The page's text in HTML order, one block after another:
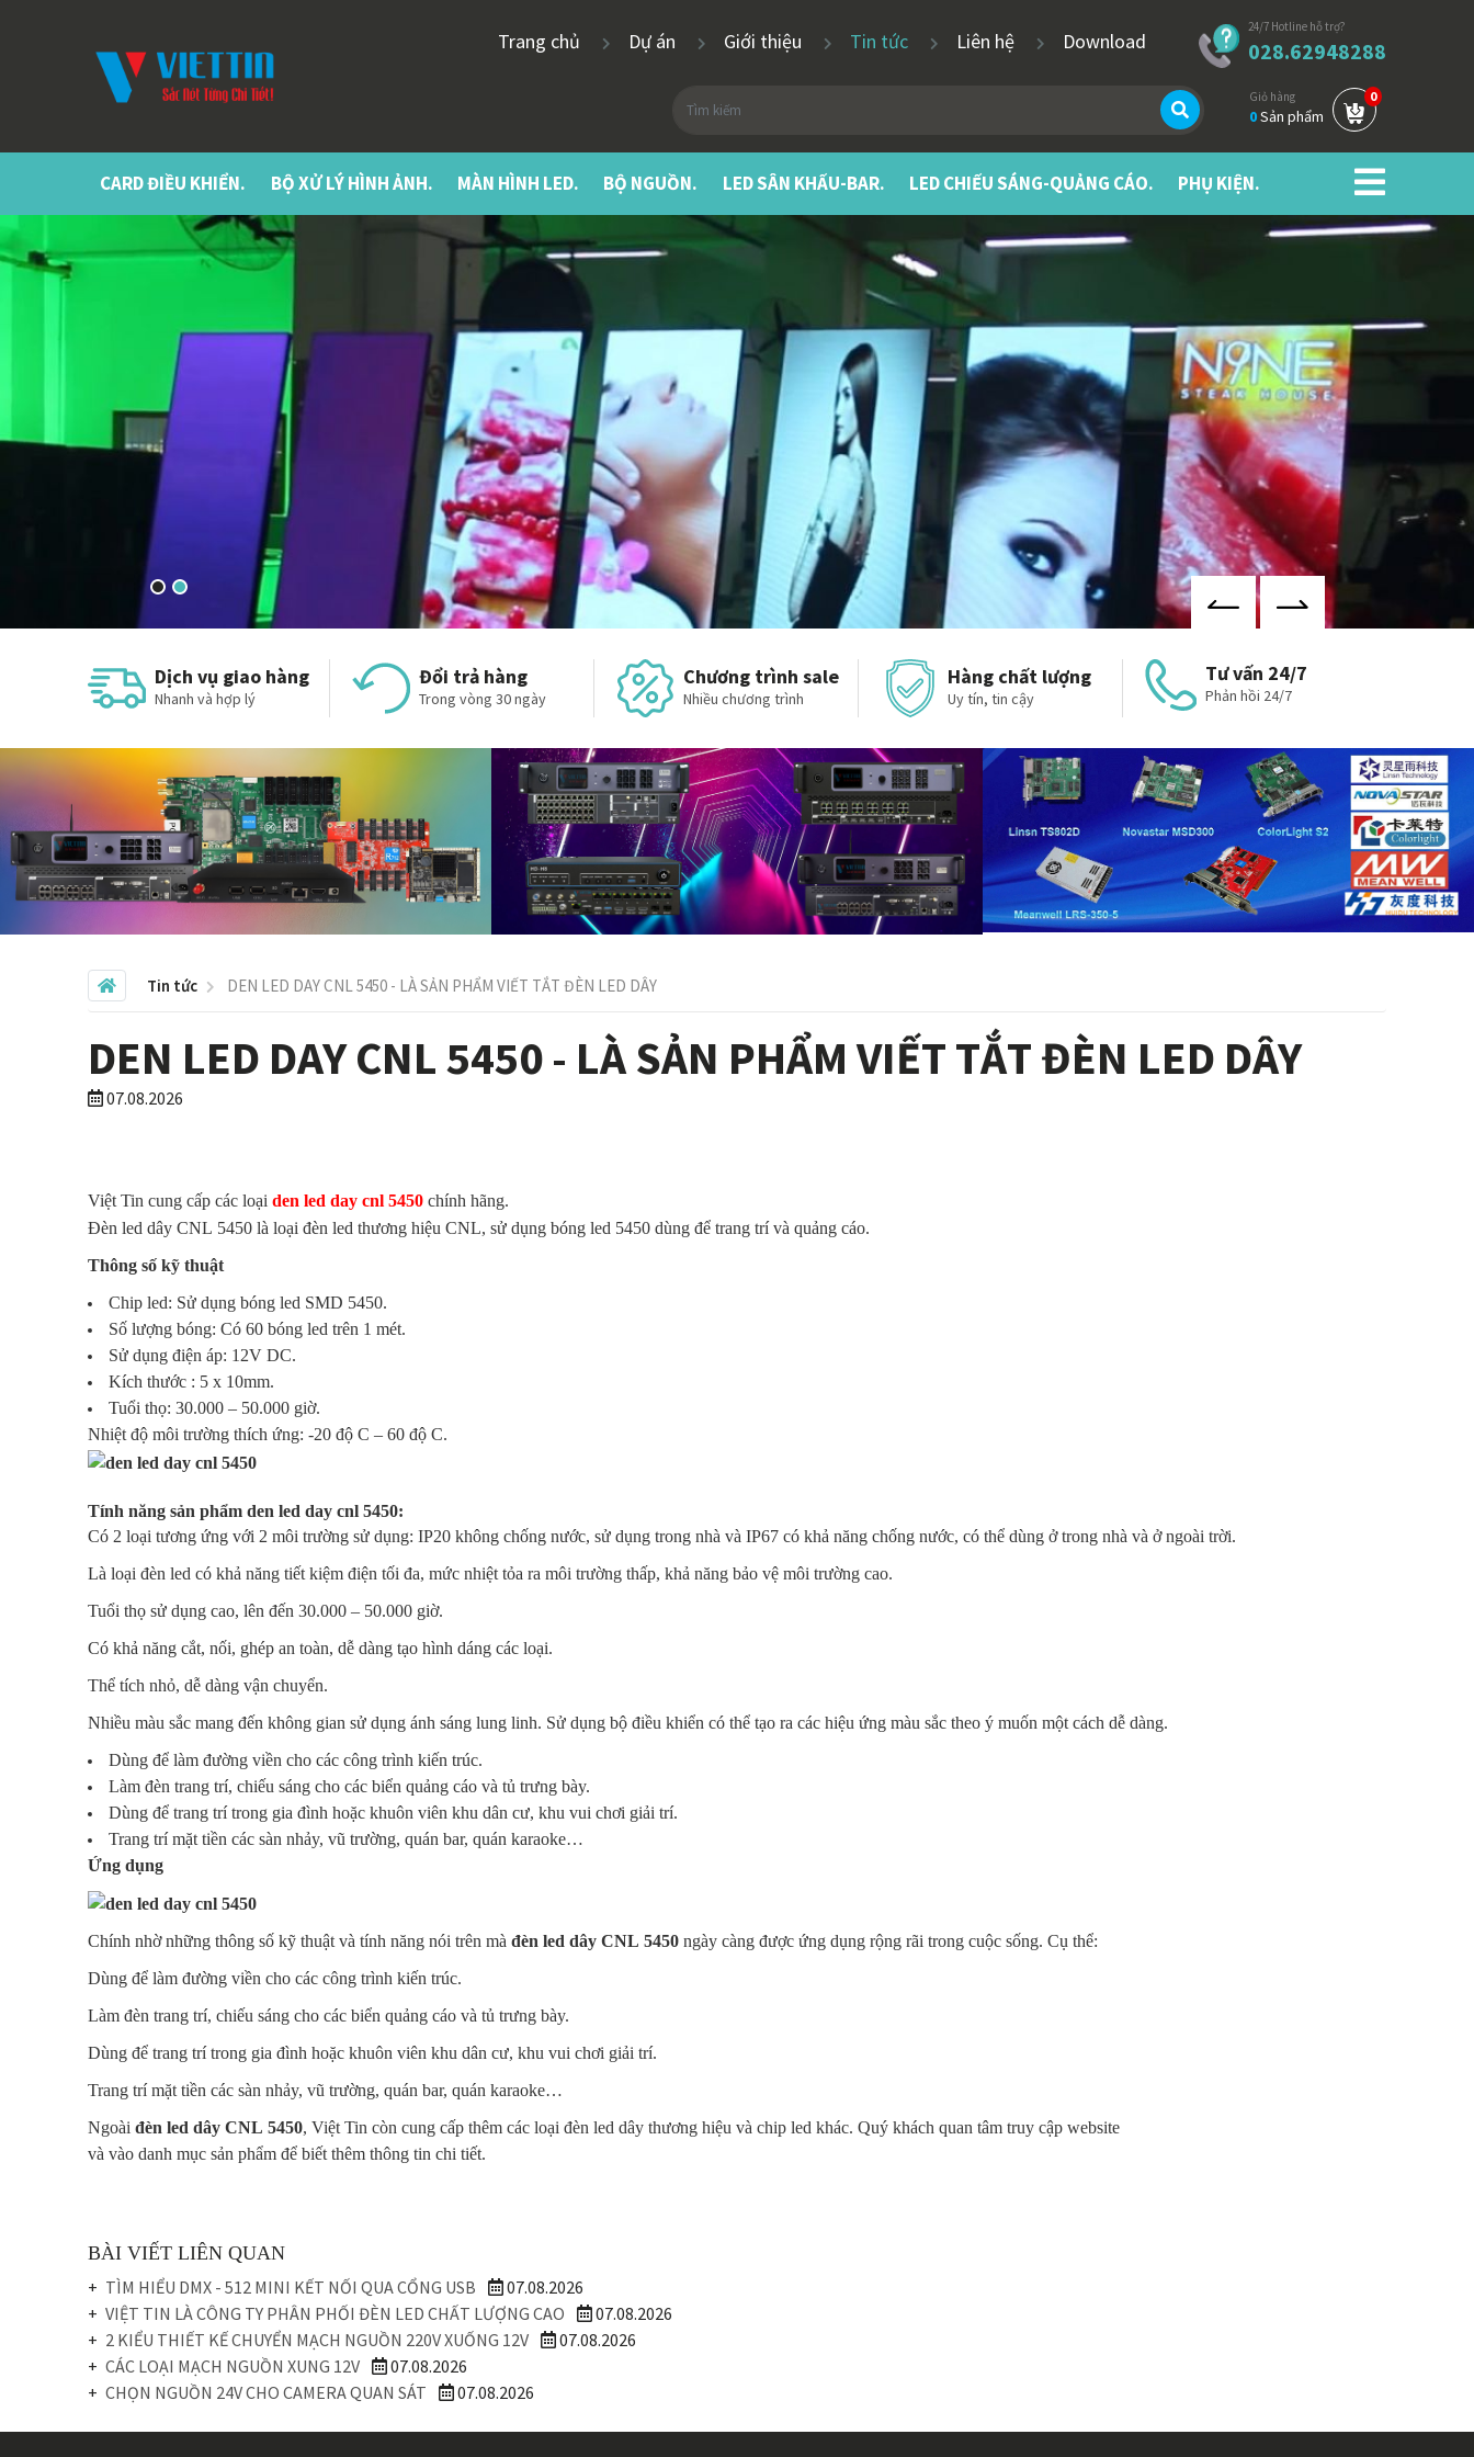
Trang chủ Dự án Giới thiệu Tin tức Liên hệ Download
24/7 Hotline hỗ trợ?
028.62948288
Giỏ hàng
0Sản phẩm
0
CARD ĐIỀU KHIỂN. BỘ XỬ LÝ HÌNH ẢNH. MÀN HÌNH LED. BỘ NGUỒN. LED SÂN KHẤU-BAR. LED CHIẾU SÁNG-QUẢNG CÁO. PHỤ KIỆN.
Dịch vụ giao hàng
Nhanh và hợp lý
Đổi trả hàng
Trong vòng 30 ngày
Chương trình sale
Nhiều chương trình
Hàng chất lượng
Uy tín, tin cậy
Tư vấn 24/7
Phản hồi 24/7
Tin tức DEN LED DAY CNL 5450 - LÀ SẢN PHẨM VIẾT TẮT ĐÈN LED DÂY
DEN LED DAY CNL 5450 - LÀ SẢN PHẨM VIẾT TẮT ĐÈN LED DÂY
07.08.2026
ViệtTin cung cấp các loại den led day cnl 5450 chính hãng.
Đèn led dây CNL 5450 là loại đèn led thương hiệu CNL, sử dụng bóng led 5450 dùng để trang trívà quảng cáo.
Thông số kỹ thuật
Chip led: Sử dụng bóng led SMD 5450.
Số lượng bóng: Có 60 bóng led trên 1 mét.
Sử dụng điện áp: 12V DC.
Kích thước : 5 x 10mm.
Tuổi thọ: 30.000 – 50.000 giờ.
Nhiệtđộ môi trường thích ứng: -20 độ C – 60 độ C.
Tính năng sản phẩm den led day cnl 5450:
Có 2 loại tương ứng với 2 môi trường sử dụng: IP20 không chống nước, sử dụng trong nhà và IP67 có khả năng chống nước, có thể dùng ởtrong nhà và ởngoài trời.
Là loại đèn led có khả năng tiết kiệm điện tối đa, mức nhiệt tỏa ra môi trường thấp, khả năng bảo vệ môi trường cao.
Tuổi thọ sử dụng cao, lên đến 30.000 – 50.000 giờ.
Có khả năng cắt, nối, ghép an toàn, dễ dàng tạo hình dáng các loại.
Thể tích nhỏ, dễ dàng vận chuyển.
Nhiều màu sắc mang đến không gian sử dụng ánh sáng lung linh. Sử dụng bộ điều khiển có thể tạo ra các hiệu ứng màu sắc theo ý muốn một cách dễ dàng.​​
Dùng để làm đường viền cho các công trình kiến trúc.
Làm đèn trang trí, chiếu sáng cho các biển quảng cáo và tủ trưng bày.
Dùng để trang trí trong gia đình hoặc khuôn viên khu dân cư, khu vui chơi giải trí.
Trang trí mặt tiền các sàn nhảy, vũ trường, quán bar, quán karaoke…
Ứng dụng
Chính nhờ những thông số kỹ thuật và tính năng nói trên mà đèn led dây CNL 5450 ngày càng được ứng dụng rộng rãi trong cuộc sống. Cụ thể:
Dùng để làm đường viền cho các công trình kiến trúc.
Làm đèn trang trí, chiếu sáng cho các biển quảng cáo và tủ trưng bày.
Dùng để trang trí trong gia đình hoặc khuôn viên khu dân cư, khu vui chơi giải trí.
Trang trí mặt tiền các sàn nhảy, vũ trường, quán bar, quán karaoke…
Ngoài đèn led dây CNL 5450, Việt Tin còn cung cấp thêm các loại đèn led dây thương hiệu và chip led khác. Quý khách quan tâm truy cập website
và vào danh mục sản phẩm để biết thêm thông tin chi tiết.
BÀI VIẾT LIÊN QUAN
TÌM HIỂU DMX - 512 MINI KẾT NỐI QUA CỔNG USB
07.08.2026
VIỆT TIN LÀ CÔNG TY PHÂN PHỐI ĐÈN LED CHẤT LƯỢNG CAO
07.08.2026
2 KIỂU THIẾT KẾ CHUYỂN MẠCH NGUỒN 220V XUỐNG 12V
07.08.2026
CÁC LOẠI MẠCH NGUỒN XUNG 12V
07.08.2026
CHỌN NGUỒN 24V CHO CAMERA QUAN SÁT
07.08.2026